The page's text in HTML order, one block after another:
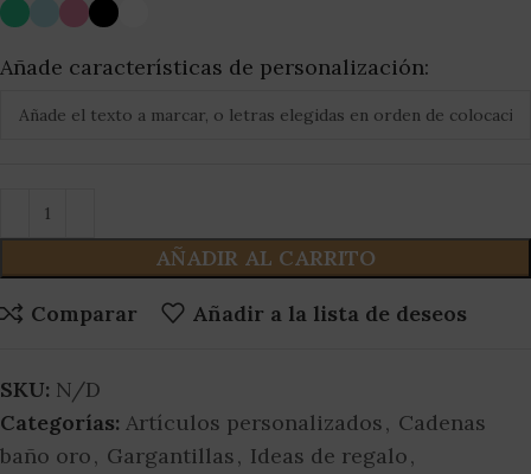
Añade características de personalización:
AÑADIR AL CARRITO
Comparar Añadir a la lista de deseos
SKU: N/D
Categorías: Artículos personalizados, Cadenas
baño oro, Gargantillas, Ideas de regalo,